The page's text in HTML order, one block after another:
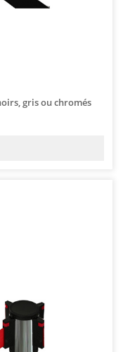
gris ou chromés